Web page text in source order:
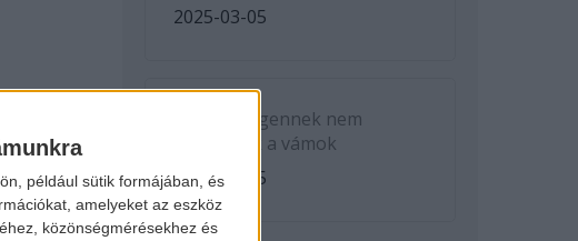
például sütik formájában, és
amelyeket az eszköz
közönségmérésekhez és
2025-03-05
A Volkswagennek nem
kedveznek a vámok
2025-03-05